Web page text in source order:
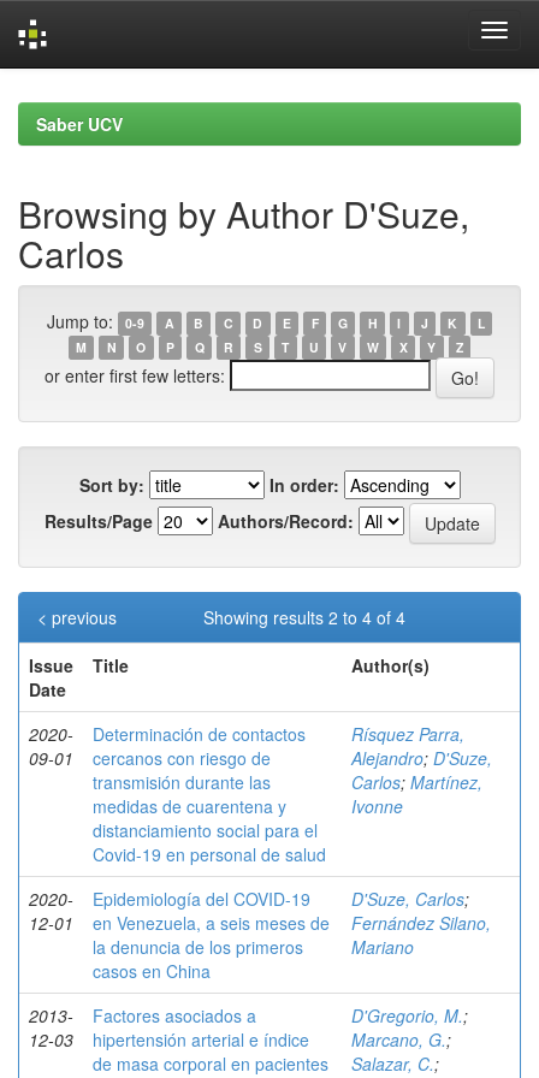
navigationSaber UCV
Browsing by Author D'Suze,
Carlos
Jump to: 0-9 A B C D E F G H I J K
L
M
N O P Q R S T U V W X Y Z
or enter first few letters:
Sort by:
In order:
Results/Page
Authors/Record:
Showing results 2 to 4 of 4
< previous
Issue
Date
Title Author(s)
2020-
09-01
Determinación de contactos
cercanos con riesgo de
transmisión durante las
medidas de cuarentena y
distanciamiento social para el
Covid-19 en personal de salud
Rísquez Parra,
Alejandro; D'Suze,
Carlos; Martínez,
Ivonne
2020-
12-01
Epidemiología del COVID-19
en Venezuela, a seis meses de
la denuncia de los primeros
casos en China
D'Suze, Carlos;
Fernández Silano,
Mariano
2013-
12-03
Factores asociados a
hipertensión arterial e índice
de masa corporal en pacientes
D'Gregorio, M.;
Marcano, G.;
Salazar, C.;